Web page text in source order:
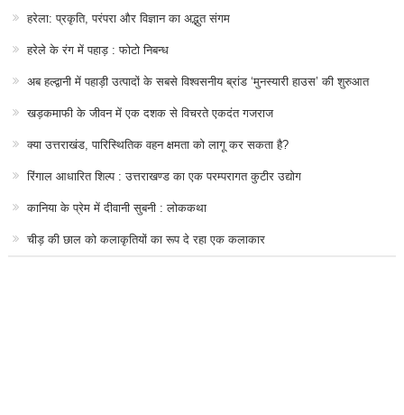
हरेला: प्रकृति, परंपरा और विज्ञान का अद्भुत संगम
हरेले के रंग में पहाड़ : फोटो निबन्ध
अब हल्द्वानी में पहाड़ी उत्पादों के सबसे विश्वसनीय ब्रांड ‘मुनस्यारी हाउस’ की शुरुआत
खड़कमाफी के जीवन में एक दशक से विचरते एकदंत गजराज
क्या उत्तराखंड, पारिस्थितिक वहन क्षमता को लागू कर सकता है?
रिंगाल आधारित शिल्प : उत्तराखण्ड का एक परम्परागत कुटीर उद्योग
कानिया के प्रेम में दीवानी सुबनी : लोककथा
चीड़ की छाल को कलाकृतियों का रूप दे रहा एक कलाकार